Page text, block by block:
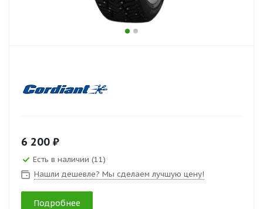
6 200 ₽
Есть в наличии (11)
Нашли дешевле? Мы сделаем лучшую цену!
Подробнее